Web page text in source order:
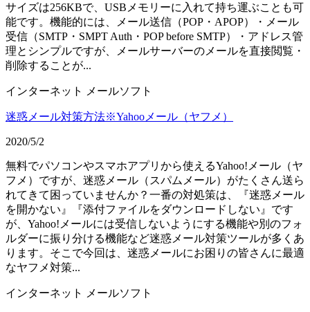
サイズは256KBで、USBメモリーに入れて持ち運ぶことも可
能です。機能的には、メール送信（POP・APOP）・メール
受信（SMTP・SMPT Auth・POP before SMTP）・アドレス管
理とシンプルですが、メールサーバーのメールを直接閲覧・
削除することが...
インターネット メールソフト
迷惑メール対策方法※Yahooメール（ヤフメ）
2020/5/2
無料でパソコンやスマホアプリから使えるYahoo!メール（ヤ
フメ）ですが、迷惑メール（スパムメール）がたくさん送ら
れてきて困っていませんか？一番の対処策は、『迷惑メール
を開かない』『添付ファイルをダウンロードしない』です
が、Yahoo!メールには受信しないようにする機能や別のフォ
ルダーに振り分ける機能など迷惑メール対策ツールが多くあ
ります。そこで今回は、迷惑メールにお困りの皆さんに最適
なヤフメ対策...
インターネット メールソフト